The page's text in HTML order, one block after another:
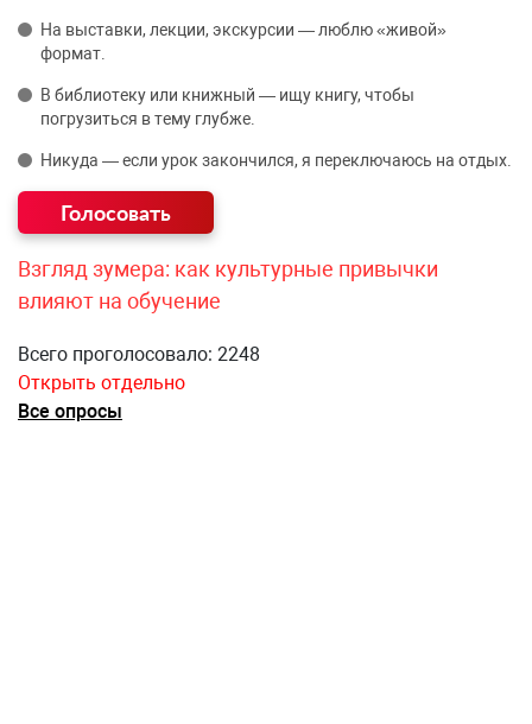
На выставки, лекции, экскурсии — люблю «живой»
формат.
В библиотеку или книжный — ищу книгу, чтобы
погрузиться в тему глубже.
Никуда — если урок закончился, я переключаюсь на отдых.
Взгляд зумера: как культурные привычки
влияют на обучение
Всего проголосовало: 2248
Открыть отдельно
Все опросы